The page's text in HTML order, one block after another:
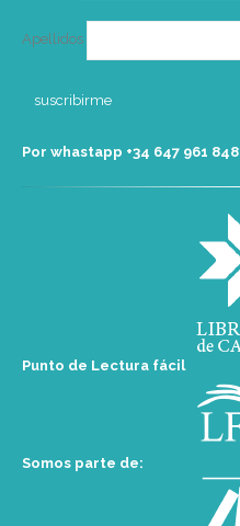
Apellidos
Por whastapp +34 ‭647 961 848‬
Punto de Lectura fácil
Somos parte de: